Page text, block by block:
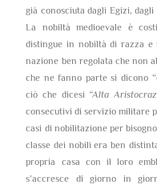
già conosciuta dagli Egizi,
La nobiltà medioevale è
distingue in nobiltà di razza e
nazione ben regolata che non
che ne fanno parte si dicono “
ciò che dicesi “Alta
consecutivi di servizio militare
casi di nobilitazione per
classe dei nobili era ben
propria casa con il loro
s’accresce di giorno in